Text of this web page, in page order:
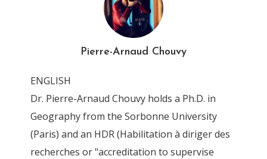
MapMAEcontinental
Pierre-Arnaud Chouvy 4 November 2011
Pierre-Arnaud Chouvy
ENGLISH
Dr. Pierre-Arnaud Chouvy holds a Ph.D. in
Geography from the Sorbonne University
(Paris) and an HDR (Habilitation à diriger des
recherches or "accreditation to supervise